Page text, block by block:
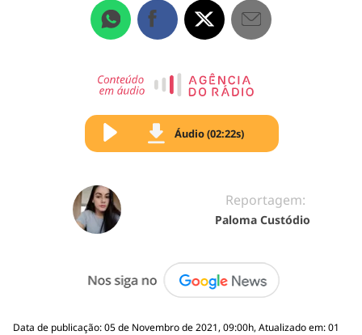
Áudio (02:22s)
Reportagem:
Paloma Custódio
Data de publicação: 05 de Novembro de 2021, 09:00h, Atualizado em: 01